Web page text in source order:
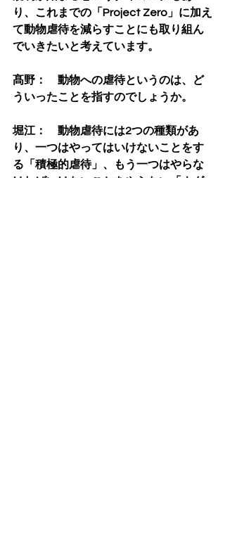
り、これまでの「Project Zero」に加え
て動物虐待を減らすことにも取り組ん
でいきたいと考えています。
髙野：　動物への虐待というのは、ど
ういったことを指すのでしょうか。
堀江：　動物虐待には2つの種類があ
り、一つはやってはいけないことをす
る「積極的虐待」、もう一つはやらな
ければいけないことをやらない「ネグ